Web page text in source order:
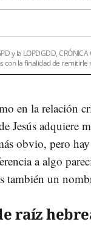
y la LOPDGDD, CRÓNICA
con la finalidad de remitirle
en la relación
Jesús adquiere
obvio, pero
a algo
también un
raíz